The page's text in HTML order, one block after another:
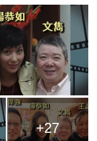
+27